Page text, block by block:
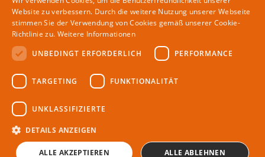
familie
glamping
MAGAZIN
Partner
Redaktion
Autoren
RECHTLICHES
Impressum
Website zu verbessern. Durch die weitere Nutzung unserer Webseite
stimmen Sie der Verwendung von Cookies gemäß unserer Cookie-
Richtlinie zu. Weitere Informationen
UNBEDINGT ERFORDERLICH
PERFORMANCE
TARGETING FUNKTIONALITÄT
UNKLASSIFIZIERTE
DETAILS ANZEIGEN
ALLE AKZEPTIEREN ALLE ABLEHNEN